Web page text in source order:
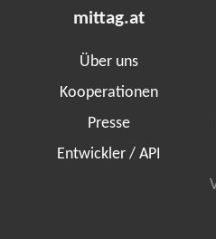
mittag.at
Über uns
Kooperationen
Presse
Entwickler / API